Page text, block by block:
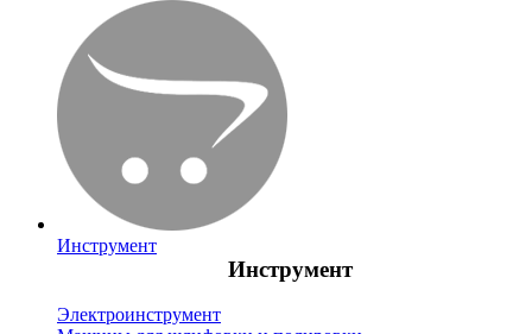
Инструмент
Инструмент
Электроинструмент